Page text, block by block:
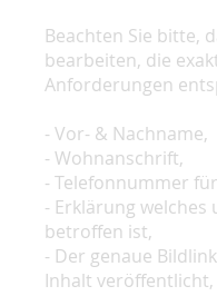
Beachten Sie bitte,
bearbeiten, die
Anforderungen
- Vor- & Nachname,
- Wohnanschrift,
- Telefonnummer
- Erklärung
betroffen ist,
- Der genaue
Inhalt veröffentlicht,